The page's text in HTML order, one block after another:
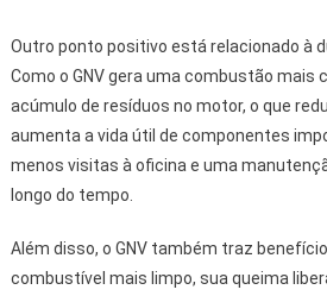
Outro ponto positivo está relacionado à
Como o GNV gera uma combustão mais
acúmulo de resíduos no motor, o que
aumenta a vida útil de componentes
menos visitas à oficina e uma
longo do tempo.
Além disso, o GNV também traz
combustível mais limpo, sua queima